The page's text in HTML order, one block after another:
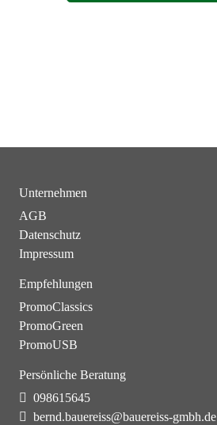
Unternehmen
AGB
Datenschutz
Impressum
Empfehlungen
PromoClassics
PromoGreen
PromoUSB
Persönliche Beratung
098615645
bernd.bauereiss@bauereiss-gmbh.de